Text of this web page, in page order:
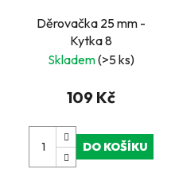
Děrovačka 25 mm -
Kytka 8
Skladem(>5 ks)
109 Kč
DO KOŠÍKU